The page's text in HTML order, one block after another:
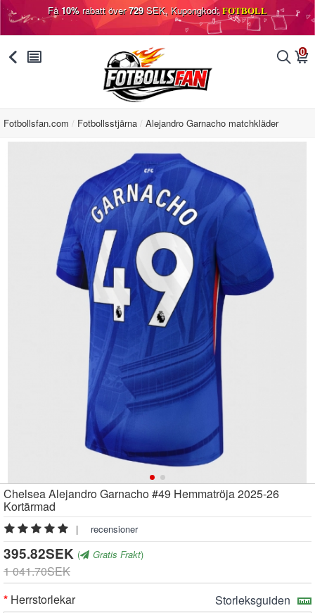
Få10%rabatt över729SEK, Kupongkod: FOTBOLL
󰅯 󰂩 󰂨 0
󰃦
Fotbollsfan.com Fotbollsstjärna Alejandro Garnacho matchkläder
Chelsea Alejandro Garnacho #49 Hemmatröja 2025-26
Kortärmad
| recensioner
395.82SEK ( Gratis Frakt)
1 041.70SEK
Herrstorlekar
Storleksguiden